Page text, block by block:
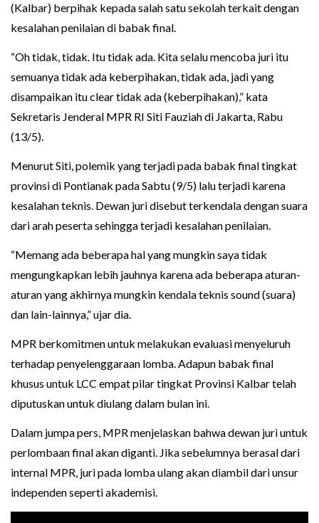
(Kalbar) berpihak kepada salah satu sekolah terkait dengan
kesalahan penilaian di babak final.
“Oh tidak, tidak. Itu tidak ada. Kita selalu mencoba juri itu
semuanya tidak ada keberpihakan, tidak ada, jadi yang
disampaikan itu clear tidak ada (keberpihakan),” kata
Sekretaris Jenderal MPR RI Siti Fauziah di Jakarta, Rabu
(13/5).
Menurut Siti, polemik yang terjadi pada babak final tingkat
provinsi di Pontianak pada Sabtu (9/5) lalu terjadi karena
kesalahan teknis. Dewan juri disebut terkendala dengan suara
dari arah peserta sehingga terjadi kesalahan penilaian.
“Memang ada beberapa hal yang mungkin saya tidak
mengungkapkan lebih jauhnya karena ada beberapa aturan-
aturan yang akhirnya mungkin kendala teknis sound (suara)
dan lain-lainnya,” ujar dia.
MPR berkomitmen untuk melakukan evaluasi menyeluruh
terhadap penyelenggaraan lomba. Adapun babak final
khusus untuk LCC empat pilar tingkat Provinsi Kalbar telah
diputuskan untuk diulang dalam bulan ini.
Dalam jumpa pers, MPR menjelaskan bahwa dewan juri untuk
perlombaan final akan diganti. Jika sebelumnya berasal dari
internal MPR, juri pada lomba ulang akan diambil dari unsur
independen seperti akademisi.